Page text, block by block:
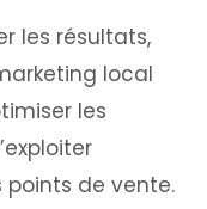
les résultats,
local
les
de vente.